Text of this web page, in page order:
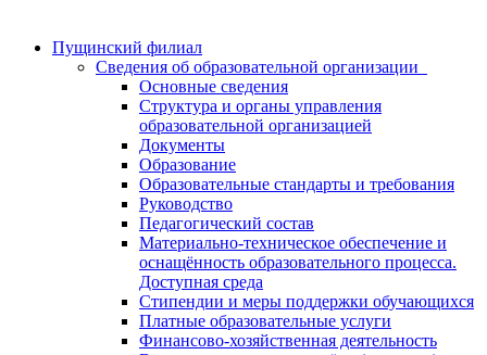
Пущинский филиал
Сведения об образовательной организации
Основные сведения
Структура и органы управления
образовательной организацией
Документы
Образование
Образовательные стандарты и требования
Руководство
Педагогический состав
Материально-техническое обеспечение и
оснащённость образовательного процесса.
Доступная среда
Стипендии и меры поддержки обучающихся
Платные образовательные услуги
Финансово-хозяйственная деятельность